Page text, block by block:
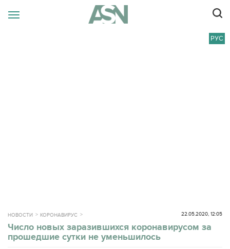
РУС
НОВОСТИ КОРОНАВИРУС 22.05.2020, 12:05
Число новых заразившихся коронавирусом за
прошедшие сутки не уменьшилось